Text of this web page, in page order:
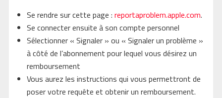
Se rendre sur cette page : reportaproblem.apple.com.
Se connecter ensuite à son compte personnel
Sélectionner « Signaler » ou « Signaler un problème »
à côté de l’abonnement pour lequel vous désirez un
remboursement
Vous aurez les instructions qui vous permettront de
poser votre requête et obtenir un remboursement.